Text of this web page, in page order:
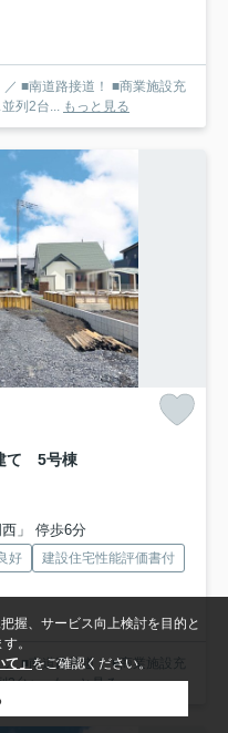
■南道路接道！ ■商業施設充
列2台... もっと見る
て 5号棟
」 停歩6分
好
建設住宅性能評価書付
■南道路接道！ ■商業施設充
2台♪ ...もっと見る
握、サービス向上検討を目的と
。
」 をご確認ください。